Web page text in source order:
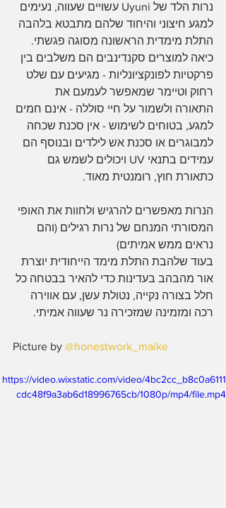
נרות הלד של Uyuni עשויים שעווה, נעימים
למגע חיצוני והיחוד שלהם מתבטא בלהבה
התלת מימדית הראשונה מסוגה פגשתי.
כיאה למוצרים סקנדינבים הם משלבים בין
פרקטיות לפונקציונליות - מגיעים עם שלט
רחוק וטיימר שמאפשר לעמעם את
התאורה ולשמור על חיי סוללה - אינם חמים
למגע, בטוחים לשימוש - אין סכנת שכחה
למבוגרים או סכנת אש לילדים ובנוסף הם
עמידים בתנאי UV ויכולים לשמש גם
כתאורת חוץ, רומנטית מאוד.
הנרות מאפשרים להרגיש ולחוות את האופי
המסורתי המנחם של נרות רגילים (והם
נראים ממש אמיתים)
בעוד שלהבת התלת מימד הייחודית יוצרת
אור מהבהב בעדינות כדי להאיר בבטחה כל
חלל בצורה נקייה, נטולת עשן, עם אווירה
רכה ומזמינה שמזכירה נר שעווה אמיתי.
Picture by @honestwork_maike
https://video.wixstatic.com/video/4bc2cc_b8c0a6111
cdc48f9a3ab6d18996765cb/1080p/mp4/file.mp4